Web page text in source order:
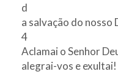
d
a salvação do nosso
4
Aclamai o Senhor
alegrai-vos e exultai!